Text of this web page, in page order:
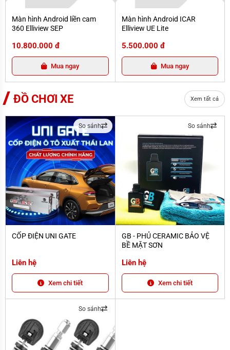
Màn hình Android liền cam
360 Elliview SEP
10.800.000 đ
Mua ngay
Màn hình Android ICAR
Elliview UE Lite
5.500.000 đ
Mua ngay
ĐỒ CHƠI XE Xem tất cả
CỐP ĐIỆN UNI GATE
So sánh
CỐP ĐIỆN UNI GATE
Liên hệ
Xem chi tiết
GB - PHỦ CERAMIC BẢO VỆ BỀ
So sánh
GB - PHỦ CERAMIC BẢO VỆ
BỀ MẶT SƠN
Liên hệ
Xem chi tiết
So sánh